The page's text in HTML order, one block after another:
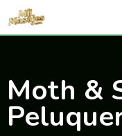
Saltar
Moth &